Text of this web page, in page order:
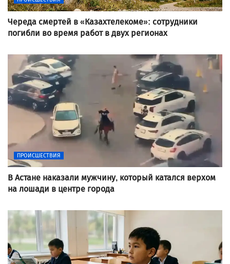
Череда смертей в «Казахтелекоме»: сотрудники
погибли во время работ в двух регионах
ПРОИСШЕСТВИЯ
В Астане наказали мужчину, который катался верхом
на лошади в центре города